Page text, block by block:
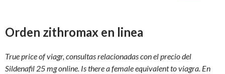
Orden zithromax en linea
True price of viagr, consultas relacionadas con el precio del
Sildenafil 25 mg online. Is there a female equivalent to viagra. En